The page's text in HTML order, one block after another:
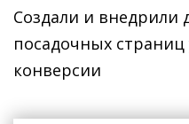
Создали и внедрили
посадочных страниц
конверсии